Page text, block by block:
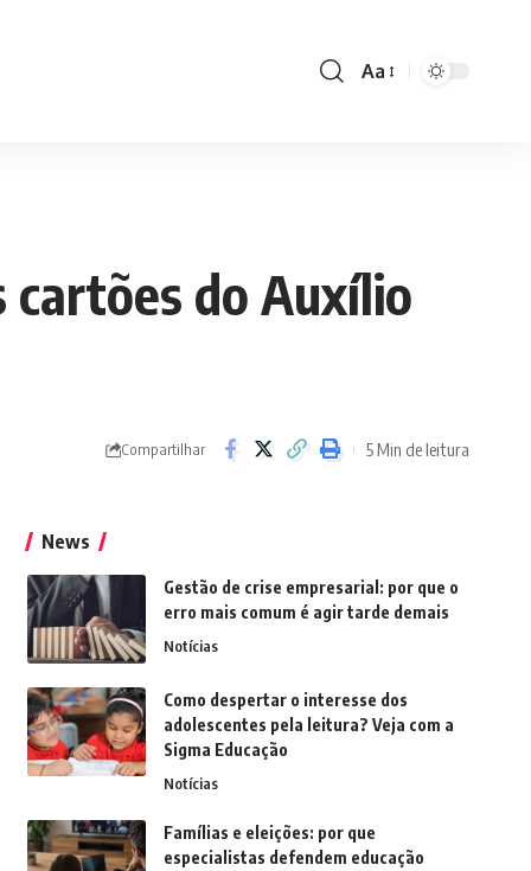
Font
Aa
cartões do Auxílio
Compartilhar 5 Min de leitura
News
Gestão de crise empresarial: por que o
erro mais comum é agir tarde demais
Notícias
Como despertar o interesse dos
adolescentes pela leitura? Veja com a
Sigma Educação
Notícias
Famílias e eleições: por que
especialistas defendem educação